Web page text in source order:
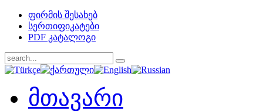
ფირმის შესახებ
სერთიფიკატები
PDF კატალოგი
მთავარი